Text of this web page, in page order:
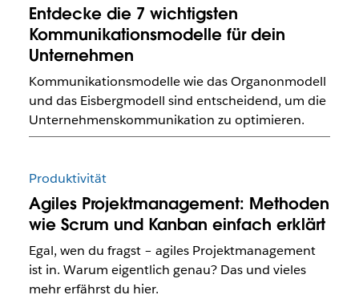
Entdecke die 7 wichtigsten
Kommunikationsmodelle für dein
Unternehmen
Kommunikationsmodelle wie das Organonmodell
und das Eisbergmodell sind entscheidend, um die
Unternehmenskommunikation zu optimieren.
Produktivität
Agiles Projektmanagement: Methoden
wie Scrum und Kanban einfach erklärt
Egal, wen du fragst – agiles Projektmanagement
ist in. Warum eigentlich genau? Das und vieles
mehr erfährst du hier.